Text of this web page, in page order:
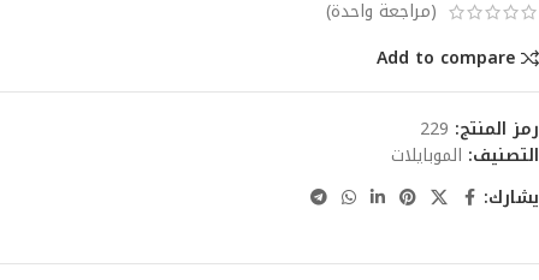
(مراجعة واحدة)
Add to compare
رمز المنتج: 229
التصنيف: الموبايلات
يشارك: